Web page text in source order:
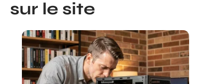
sur le site